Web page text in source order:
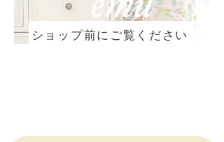
ショップ前にご覧ください